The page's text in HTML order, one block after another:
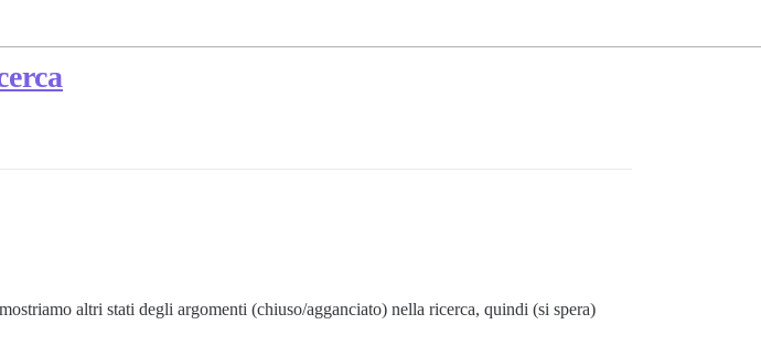
altri stati degli argomenti (chiuso/agganciato) nella ricerca, quindi (si spera)